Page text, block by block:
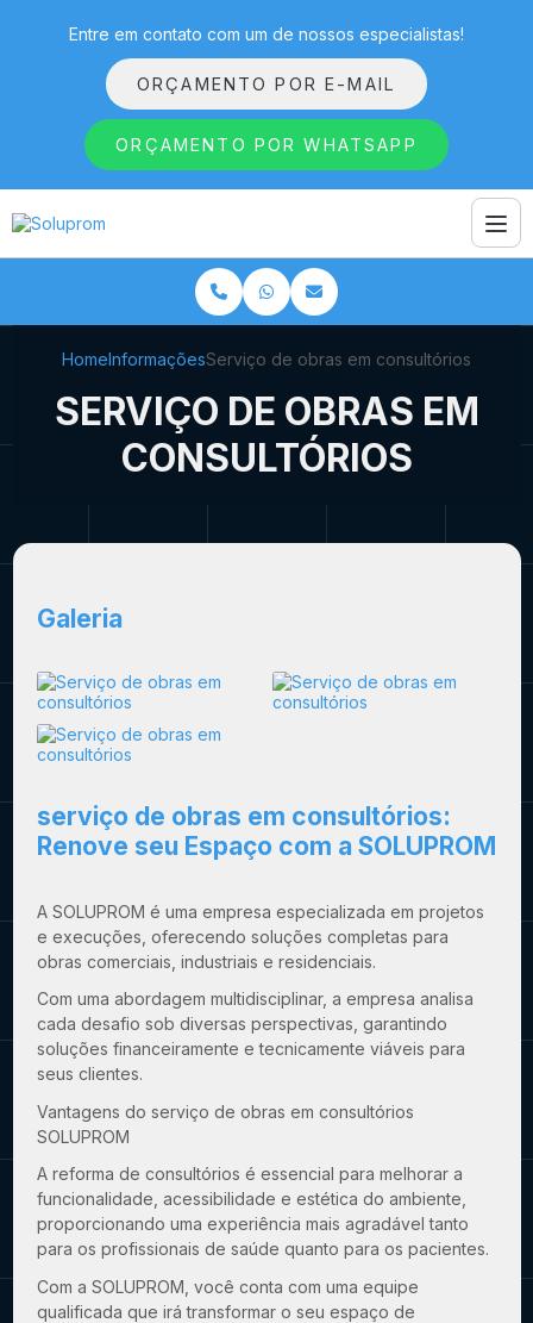
Entre em contato com um de nossos especialistas!
ORÇAMENTO POR E-MAIL
ORÇAMENTO POR WHATSAPP
HomeInformaçõesServiço de obras em consultórios
SERVIÇO DE OBRAS EM
CONSULTÓRIOS
Galeria
serviço de obras em consultórios:
Renove seu Espaço com a SOLUPROM
A SOLUPROM é uma empresa especializada em projetos
e execuções, oferecendo soluções completas para
obras comerciais, industriais e residenciais.
Com uma abordagem multidisciplinar, a empresa analisa
cada desafio sob diversas perspectivas, garantindo
soluções financeiramente e tecnicamente viáveis para
seus clientes.
Vantagens do serviço de obras em consultórios
SOLUPROM
A reforma de consultórios é essencial para melhorar a
funcionalidade, acessibilidade e estética do ambiente,
proporcionando uma experiência mais agradável tanto
para os profissionais de saúde quanto para os pacientes.
Com a SOLUPROM, você conta com uma equipe
qualificada que irá transformar o seu espaço de